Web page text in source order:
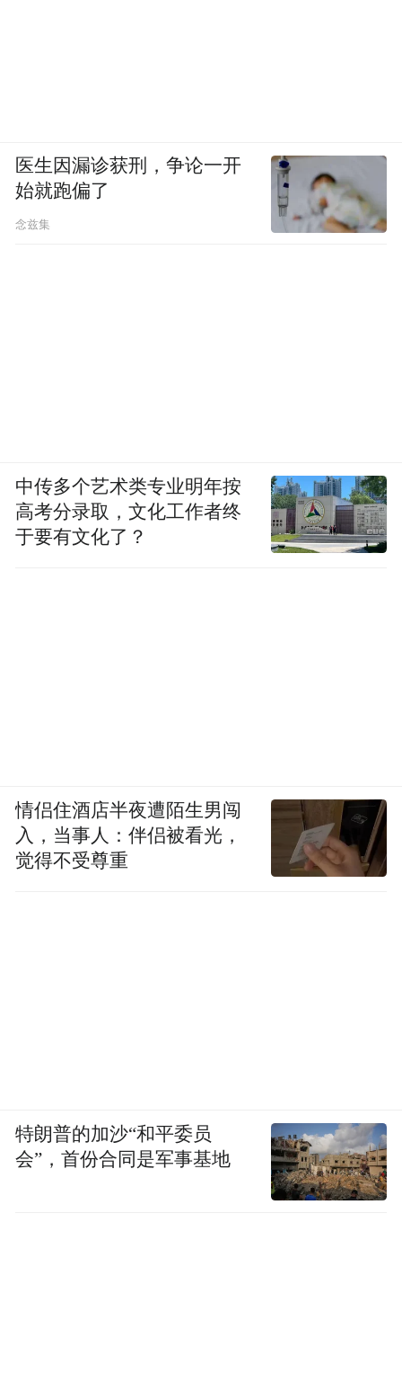
医生因漏诊获刑，争论一开
始就跑偏了
念兹集
中传多个艺术类专业明年按
高考分录取，文化工作者终
于要有文化了？
情侣住酒店半夜遭陌生男闯
入，当事人：伴侣被看光，
觉得不受尊重
特朗普的加沙“和平委员
会”，首份合同是军事基地